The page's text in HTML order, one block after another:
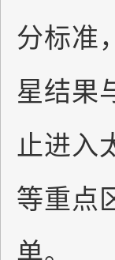
分标准
星结果
止进入
等重点
单。